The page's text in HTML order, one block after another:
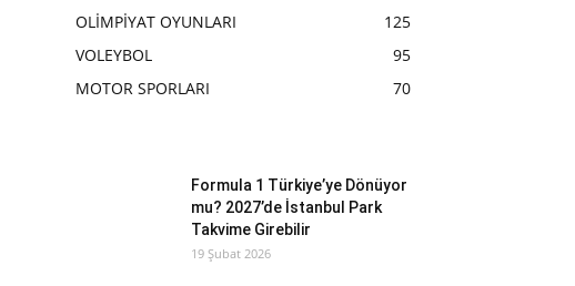
OLİMPİYAT OYUNLARI
125
VOLEYBOL
95
MOTOR SPORLARI
70
Formula 1 Türkiye’ye Dönüyor
mu? 2027’de İstanbul Park
Takvime Girebilir
19 Şubat 2026